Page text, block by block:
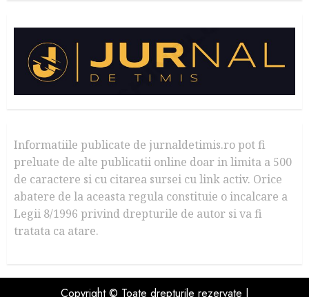
Informatiile publicate de jurnaldetimis.ro pot fi
preluate de alte publicatii online doar in limita a 500
de caractere si cu citarea sursei cu link activ. Orice
abatere de la aceasta regula constituie o incalcare a
Legii 8/1996 privind drepturile de autor si va fi
tratata ca atare.
Copyright © Toate drepturile rezervate |